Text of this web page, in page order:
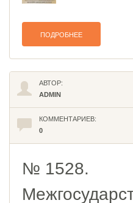
ПОДРОБНЕЕ
АВТОР:
ADMIN
КОММЕНТАРИЕВ:
0
№ 1528.